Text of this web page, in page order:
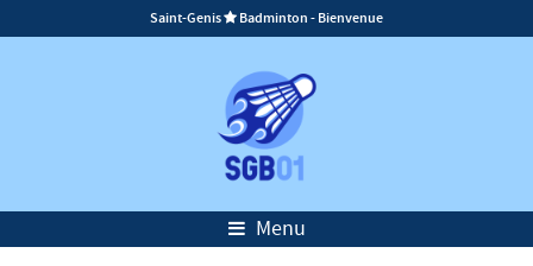
Saint-Genis Badminton - Bienvenue
Menu